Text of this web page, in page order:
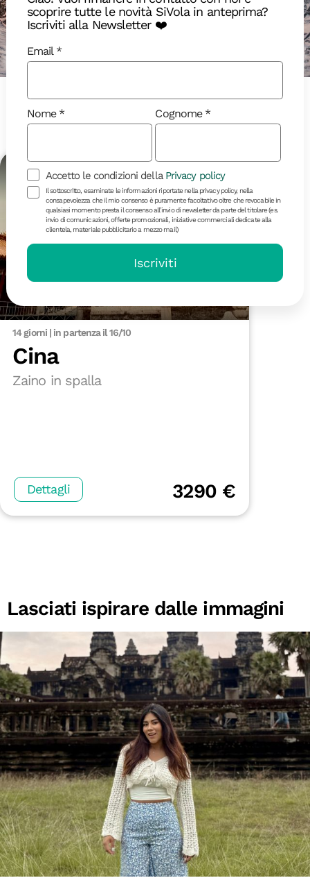
Disponibili
Ottobre 2026
18-40 NOVITÀ
14 giorni | in partenza il 16/10
Cina
Zaino in spalla
Dettagli 3290 €
Lasciati ispirare dalle immagini
scoprire tutte le novità SiVola in anteprima?
Iscriviti alla Newsletter ❤️
Email
Nome Cognome
Accetto le condizioni della Privacy policy
Il sottoscritto, esaminate le informazioni riportate nella privacy policy, nella
consapevolezza che il mio consenso è puramente facoltativo oltre che revocabile in
qualsiasi momento presta il consenso all’invio di newsletter da parte del titolare (es.
invio di comunicazioni, offerte promozionali, iniziative commerciali dedicate alla
clientela, materiale pubblicitario a mezzo mail)
Iscriviti